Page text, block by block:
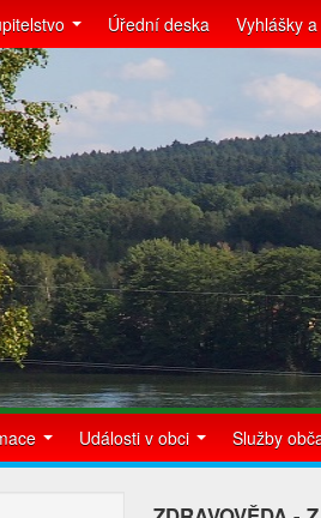
Úřední deska Vyhlášky
Události v obci Služby